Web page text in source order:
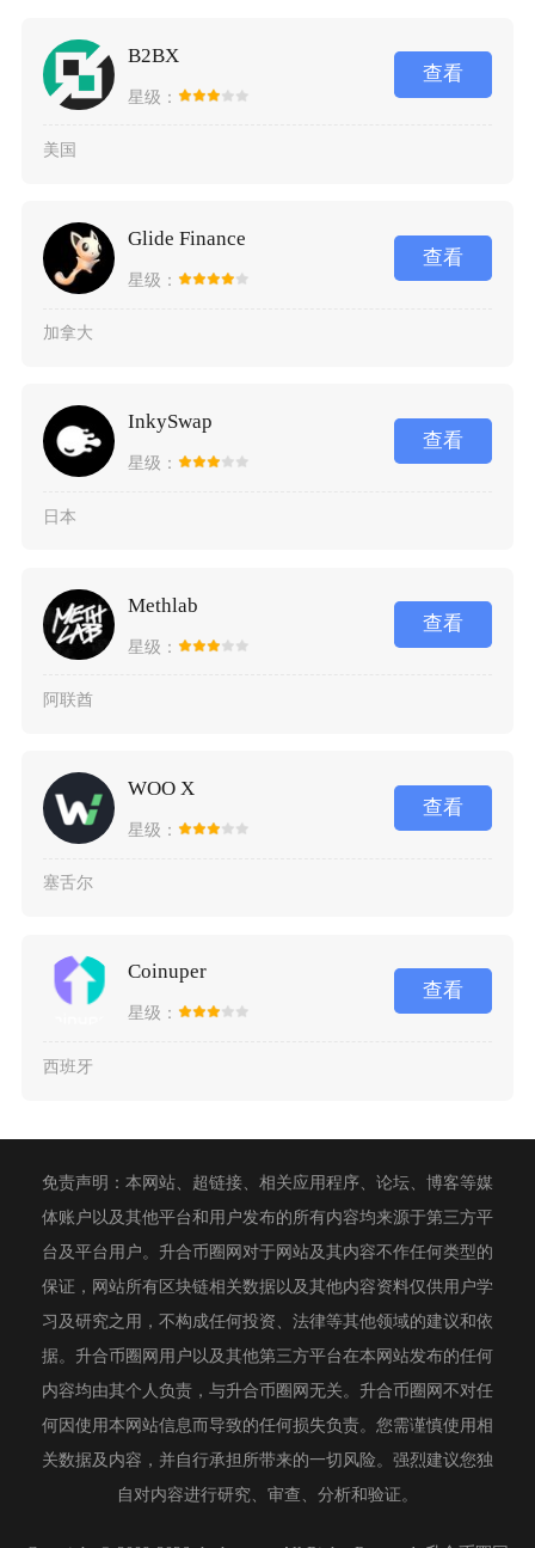
B2BX
星级：
查看
美国
Glide Finance
星级：
查看
加拿大
InkySwap
星级：
查看
日本
Methlab
星级：
查看
阿联酋
WOO X
星级：
查看
塞舌尔
Coinuper
星级：
查看
西班牙
免责声明：本网站、超链接、相关应用程序、论坛、博客等媒
体账户以及其他平台和用户发布的所有内容均来源于第三方平
台及平台用户。升合币圈网对于网站及其内容不作任何类型的
保证，网站所有区块链相关数据以及其他内容资料仅供用户学
习及研究之用，不构成任何投资、法律等其他领域的建议和依
据。升合币圈网用户以及其他第三方平台在本网站发布的任何
内容均由其个人负责，与升合币圈网无关。升合币圈网不对任
何因使用本网站信息而导致的任何损失负责。您需谨慎使用相
关数据及内容，并自行承担所带来的一切风险。强烈建议您独
自对内容进行研究、审查、分析和验证。